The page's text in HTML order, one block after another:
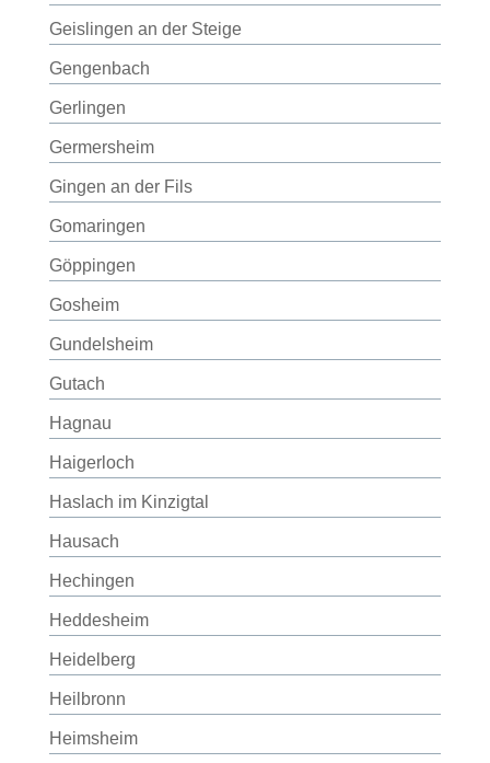
Geislingen an der Steige
Gengenbach
Gerlingen
Germersheim
Gingen an der Fils
Gomaringen
Göppingen
Gosheim
Gundelsheim
Gutach
Hagnau
Haigerloch
Haslach im Kinzigtal
Hausach
Hechingen
Heddesheim
Heidelberg
Heilbronn
Heimsheim